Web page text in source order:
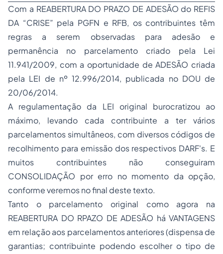
Com a REABERTURA DO PRAZO DE ADESÃO do REFIS
DA “CRISE” pela PGFN e RFB, os contribuintes têm
regras a serem observadas para adesão e
permanência no parcelamento criado pela Lei
11.941/2009, com a oportunidade de ADESÃO criada
pela LEI de nº 12.996/2014, publicada no DOU de
20/06/2014.
A regulamentação da LEI original burocratizou ao
máximo, levando cada contribuinte a ter vários
parcelamentos simultâneos, com diversos códigos de
recolhimento para emissão dos respectivos DARF's. E
muitos contribuintes não conseguiram
CONSOLIDAÇÃO por erro no momento da opção,
conforme veremos no final deste texto.
Tanto o parcelamento original como agora na
REABERTURA DO RPAZO DE ADESÃO há VANTAGENS
em relação aos parcelamentos anteriores (dispensa de
garantias; contribuinte podendo escolher o tipo de